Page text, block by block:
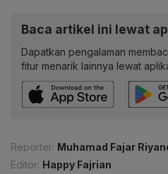
Baca artikel ini lewat
Dapatkan pengalaman
fitur menarik lainnya lewat
Reporter: Muhamad Fajar
Editor: Happy Fajrian